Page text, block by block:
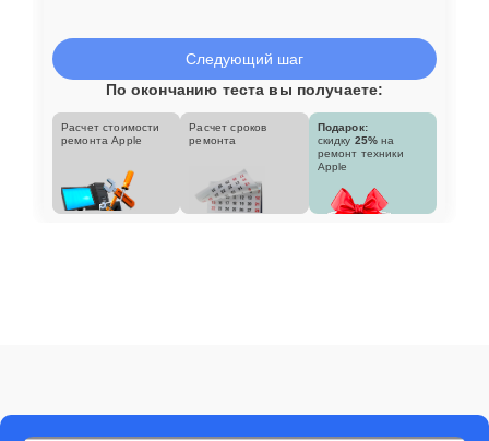
Следующий шаг
По окончанию теста вы получаете:
Расчет стоимости
ремонта Apple
Расчет сроков
ремонта
Подарок:
скидку 25% на
ремонт техники
Apple